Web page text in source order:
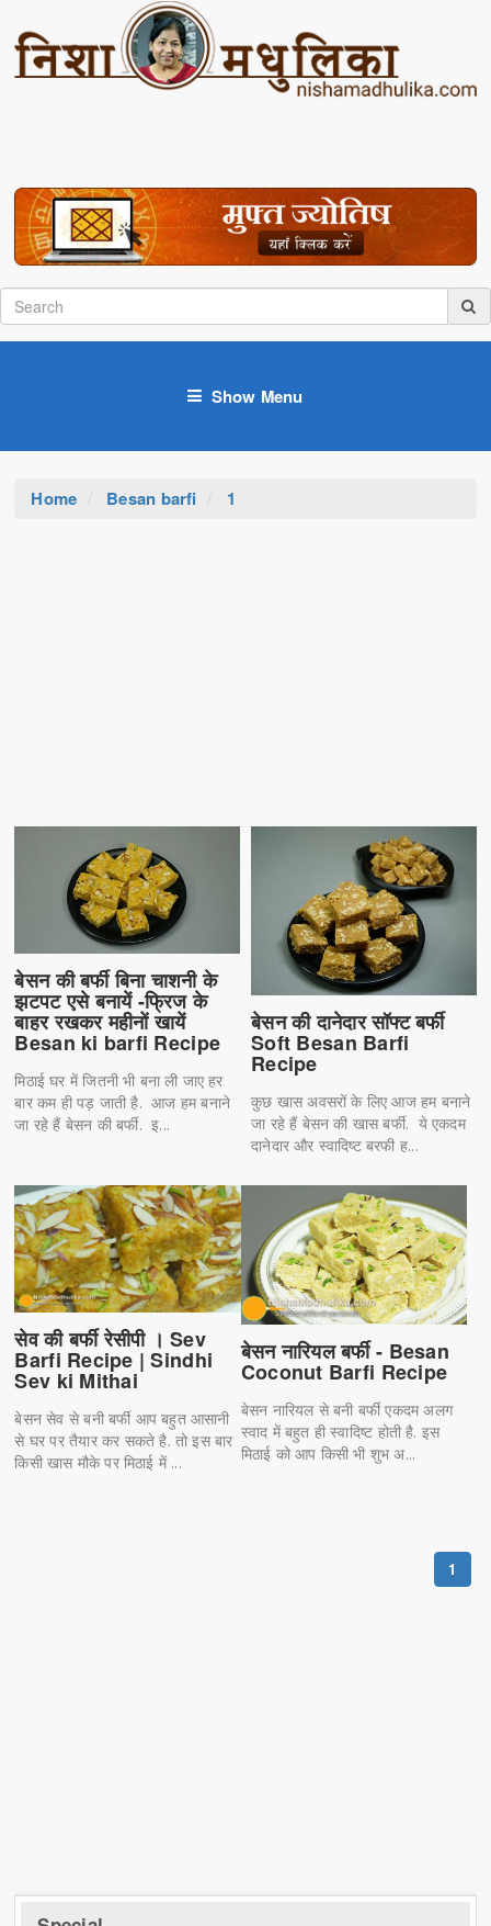
Show Menu
Home Besan barfi 1
बेसन की बर्फी बिना चाशनी के
झटपट एसे बनायें -फ्रिज के
बाहर रखकर महीनों खायें
Besan ki barfi Recipe
मिठाई घर में जितनी भी बना ली जाए हर
बार कम ही पड़ जाती है. आज हम बनाने
जा रहे हैं बेसन की बर्फी. इ...
बेसन की दानेदार सॉफ्ट बर्फी
Soft Besan Barfi
Recipe
कुछ खास अवसरों के लिए आज हम बनाने
जा रहे हैं बेसन की खास बर्फी. ये एकदम
दानेदार और स्वादिष्ट बरफी ह...
सेव की बर्फी रेसीपी । Sev
Barfi Recipe | Sindhi
Sev ki Mithai
बेसन सेव से बनी बर्फी आप बहुत आसानी
से घर पर तैयार कर सकते है. तो इस बार
किसी खास मौके पर मिठाई में ...
बेसन नारियल बर्फी - Besan
Coconut Barfi Recipe
बेसन नारियल से बनी बर्फी एकदम अलग
स्वाद में बहुत ही स्वादिष्ट होती है. इस
मिठाई को आप किसी भी शुभ अ...
1